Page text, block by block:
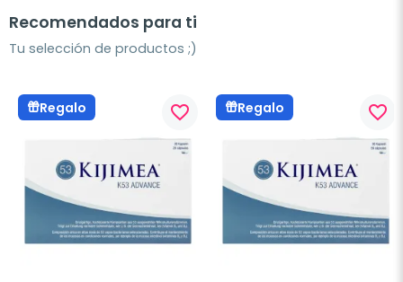
Recomendados para ti
Tu selección de productos ;)
Regalo favorite_border Regalo favorite_border